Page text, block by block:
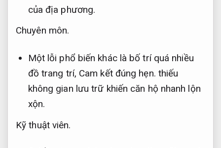
của địa phương.
Chuyên môn.
Một lỗi phổ biến khác là bố trí quá nhiều
đồ trang trí, Cam kết đúng hẹn. thiếu
không gian lưu trữ khiến căn hộ nhanh lộn
xộn.
Kỹ thuật viên.